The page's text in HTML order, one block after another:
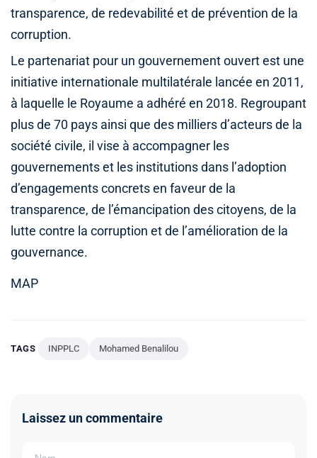
transparence, de redevabilité et de prévention de la
corruption.
Le partenariat pour un gouvernement ouvert est une
initiative internationale multilatérale lancée en 2011,
à laquelle le Royaume a adhéré en 2018. Regroupant
plus de 70 pays ainsi que des milliers d’acteurs de la
société civile, il vise à accompagner les
gouvernements et les institutions dans l’adoption
d’engagements concrets en faveur de la
transparence, de l’émancipation des citoyens, de la
lutte contre la corruption et de l’amélioration de la
gouvernance.
MAP
TAGS INPPLC Mohamed Benalilou
Laissez un commentaire